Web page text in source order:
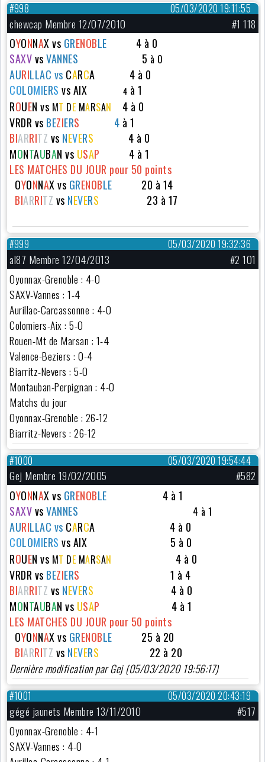
05/03/2020 19:11:55
#998
chewcap Membre 12/07/2010
#1 118
OYONNAX vs GRENOBLE
4 à 0
SAXVvsVANNES 5 à 0
AURILLAC vs CARCA 4 à 0
COLOMIERSvsAIX 4 à 1
ROUEN vs MT DE MARSAN
4 à 0
VRDR vs BEZIERS 4 à 1
BIARRITZ vs NEVERS
4 à 0
MONTAUBAN vs USAP
4 à 1
LES MATCHES DU JOUR pour 50 points
OYONNAX vs GRENOBLE
20 à 14
BIARRITZ vs NEVERS 23 à 17
05/03/2020 19:32:36
#999
al87 Membre 12/04/2013
#2 101
Oyonnax-Grenoble : 4-0
SAXV-Vannes : 1-4
Aurillac-Carcassonne : 4-0
Colomiers-Aix : 5-0
Rouen-Mt de Marsan : 1-4
Valence-Beziers : 0-4
Biarritz-Nevers : 5-0
Montauban-Perpignan : 4-0
Matchs du jour
Oyonnax-Grenoble : 26-12
Biarritz-Nevers : 26-12
05/03/2020 19:54:44
#1000
Gej Membre 19/02/2005
#582
OYONNAX vs GRENOBLE
4 à 1
SAXVvsVANNES 4 à 1
AURILLAC vs CARCA 4 à 0
COLOMIERSvsAIX
5 à 0
ROUEN vs MT DE MARSAN
4 à 0
VRDR vs BEZIERS
1 à 4
BIARRITZ vs NEVERS
4 à 0
MONTAUBAN vs USAP
4 à 1
LES MATCHES DU JOUR pour 50 points
OYONNAX vs GRENOBLE
25 à 20
BIARRITZ vs NEVERS
22 à 20
Dernière modification par Gej (05/03/2020 19:56:17)
05/03/2020 20:43:19
#1001
gégé jaunets Membre 13/11/2010
#517
Oyonnax-Grenoble : 4-1
SAXV-Vannes : 4-0